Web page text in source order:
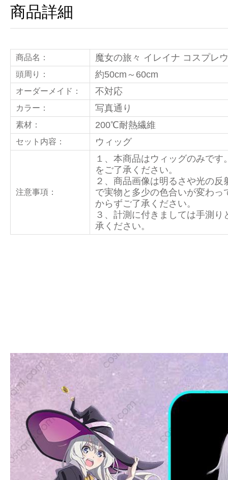
商品詳細
商品名： 魔女の旅々 イレイナ コスプレ
頭周り： 約50cm～60cm
オーダーメイド： 不対応
カラー： 写真通り
素材： 200℃耐熱繊維
セット内容： ウィッグ
注意事項：
１、本商品はウィッグのみで
をご了承ください。
２、商品画像は明るさや光の
で実物と多少の色合いが変わ
からずご了承ください。
３、計測に付きましては手測
承ください。